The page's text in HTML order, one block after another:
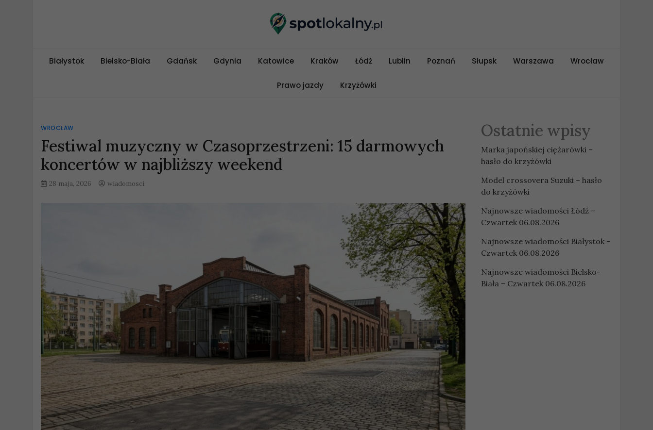
spotlokalny.pl
Białystok Bielsko-Biała Gdańsk Gdynia Katowice Kraków Łódź Lublin Poznań Słupsk Warszawa Wrocław
Prawo jazdy Krzyżówki
WROCŁAW
Festiwal muzyczny w Czasoprzestrzeni: 15 darmowych
koncertów w najbliższy weekend
28 maja, 2026 wiadomosci
Ostatnie wpisy
Marka japońskiej ciężarówki –
hasło do krzyżówki
Model crossovera Suzuki – hasło
do krzyżówki
Najnowsze wiadomości Łódź –
Czwartek 06.08.2026
Najnowsze wiadomości Białystok –
Czwartek 06.08.2026
Najnowsze wiadomości Bielsko-
Biała – Czwartek 06.08.2026